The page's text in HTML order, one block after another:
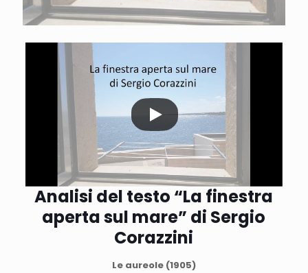
Analisi del testo “La finestra
aperta sul mare” di Sergio
Corazzini
Le aureole (1905)